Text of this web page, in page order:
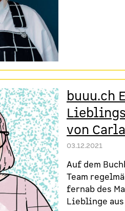
buuu.ch
von Carla
03.12.2021
Auf dem
Team
fernab des
Lieblinge aus